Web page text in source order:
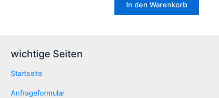
In den Warenkorb
wichtige Seiten
Startseite
Anfrageformular